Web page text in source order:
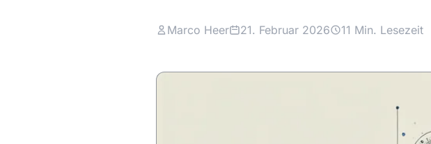
Marco Heer 21. Februar 2026 11 Min. Lesezeit